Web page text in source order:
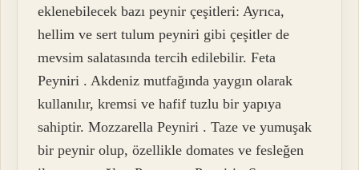
eklenebilecek bazı peynir çeşitleri: Ayrıca,
hellim ve sert tulum peyniri gibi çeşitler de
mevsim salatasında tercih edilebilir. Feta
Peyniri . Akdeniz mutfağında yaygın olarak
kullanılır, kremsi ve hafif tuzlu bir yapıya
sahiptir. Mozzarella Peyniri . Taze ve yumuşak
bir peynir olup, özellikle domates ve fesleğen